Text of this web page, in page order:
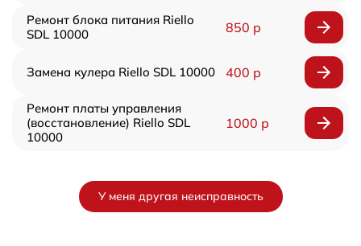
Ремонт блока питания Riello
SDL 10000
850 р
Замена кулера Riello SDL 10000 400 р
Ремонт платы управления
(восстановление) Riello SDL
10000
1000 р
У меня другая неисправность